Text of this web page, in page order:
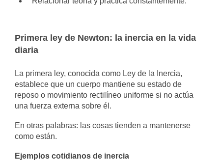
Primera ley de Newton: la inercia en la vida
diaria
La primera ley, conocida como Ley de la Inercia,
establece que un cuerpo mantiene su estado de
reposo o movimiento rectilíneo uniforme si no actúa
una fuerza externa sobre él.
En otras palabras: las cosas tienden a mantenerse
como están.
Ejemplos cotidianos de inercia